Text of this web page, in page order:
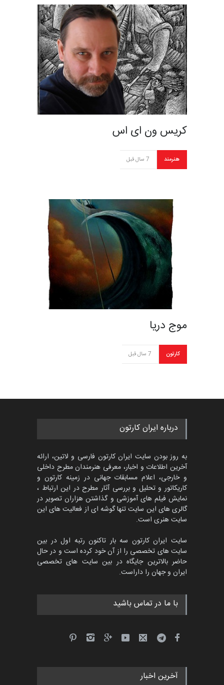
کریس ون ای اس
هنرمند 7 سال قبل
موج دریا
کارتون 7 سال قبل
درباره ایران کارتون
به روز بودن سایت ایران کارتون فارسی و لاتین، ارائه
آخرین اطلاعات و اخبار، معرفی هنرمندان مطرح داخلی
و خارجی، اعلام مسابقات جهانی در زمینه کارتون و
کاریکاتور و تحلیل و بررسی آثار مطرح در این ارتباط ،
نمایش فیلم های آموزشی و گذاشتن هزاران تصویر در
گالری های این سایت تنها گوشه ای از فعالیت های این
سایت هنری است.
سایت ایران کارتون سه بار تاکنون رتبه اول در بین
سایت های تخصصی را از آن خود کرده است و در حال
حاضر بالاترین جایگاه در بین سایت های تخصصی
ایران و جهان را داراست.
با ما در تماس باشید
آخرین اخبار